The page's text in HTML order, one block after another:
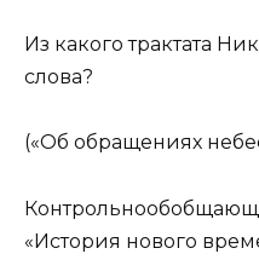
Из какого трактата
слова?
(«Об обращениях
«История нового